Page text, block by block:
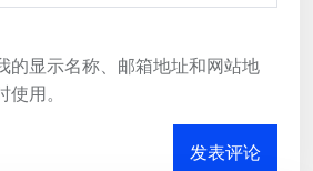
的显示名称、邮箱地址和网站地
用。